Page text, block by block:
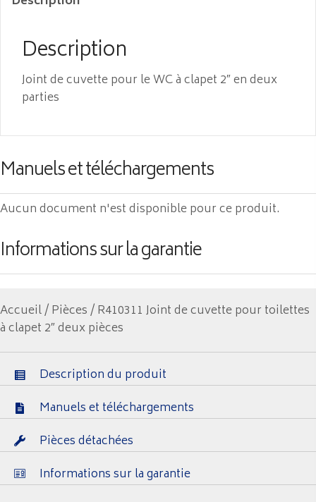
Description
Joint de cuvette pour le WC à clapet 2″ en deux
parties
Manuels et téléchargements
Aucun document n'est disponible pour ce produit.
Informations sur la garantie
Accueil/Pièces/ R410311 Joint de cuvette pour toilettes
à clapet 2″ deux pièces
Description du produit
Manuels et téléchargements
Pièces détachées
Informations sur la garantie